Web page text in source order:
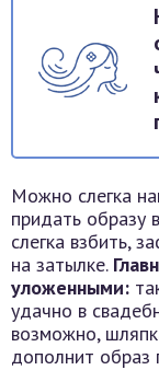
Можно слегка
придать образу
слегка взбить,
на затылке.
уложенными:
удачно в
возможно,
дополнит образ